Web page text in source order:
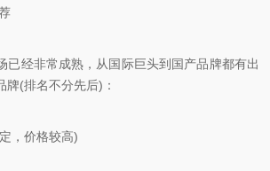
经非常成熟，从国际巨头到国产品牌都有出
(排名不分先后)：
，价格较高)